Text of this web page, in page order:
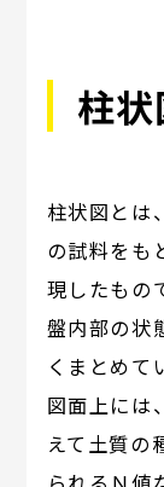
柱
柱状図とは
の試料をも
現したもの
盤内部の状
くまとめて
図面上には
えて土質の